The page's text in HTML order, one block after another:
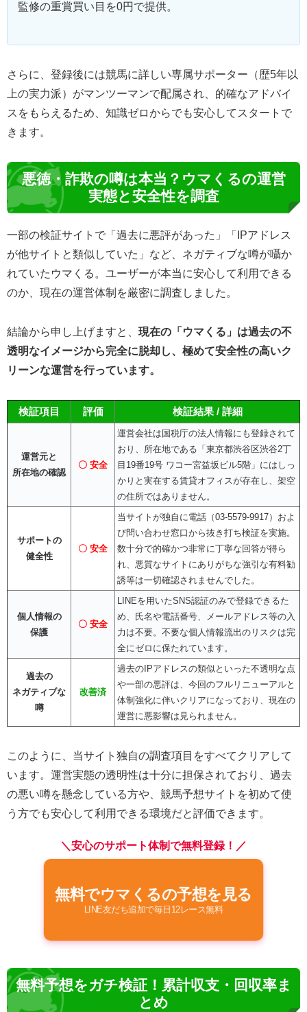
監修の重賞買い目を0円で提供。
さらに、登録後には競馬に詳しい専属サポーター（歴5年以
上の実力派）がマンツーマンで配属され、的確なアドバイ
スをもらえるため、知識ゼロからでも安心してスタートで
きます。
悪徳・詐欺の噂は本当？ウマくるの運営
実態と安全性を調査
一部の検証サイトで「過去に悪評があった」「IPアドレス
が他サイトと類似していた」など、ネガティブな噂が囁か
れていたウマくる。ユーザーが本当に安心して利用できる
のか、現在の運営体制を厳密に調査しました。
結論から申し上げますと、 現在の「ウマくる」は過去の不
透明なイメージから完全に脱却し、極めて安全性の高いク
リーンな運営を行っています。
検証項目 評価 検証結果 / 詳細
運営元と
所在地の確認
〇 安全
運営会社は国税庁の法人情報にも登録されて
おり、所在地である「東京都渋谷区渋谷2丁
目19番19号 ワコー宮益坂ビル5階」にはしっ
かりと実在する賃貸オフィスが存在し、架空
の住所ではありません。
サポートの
健全性
〇 安全
当サイトが独自に電話（03-5579-9917）およ
び問い合わせ窓口から抜き打ち検証を実施。
数十分で的確かつ非常に丁寧な回答が得ら
れ、悪質なサイトにありがちな強引な有料勧
誘等は一切確認されませんでした。
個人情報の
保護
〇 安全
LINEを用いたSNS認証のみで登録できるた
め、氏名や電話番号、メールアドレス等の入
力は不要。不要な個人情報流出のリスクは完
全にゼロに保たれています。
過去の
ネガティブな
噂
改善済
過去のIPアドレスの類似といった不透明な点
や一部の悪評は、今回のフルリニューアルと
体制強化に伴いクリアになっており、現在の
運営に悪影響は見られません。
このように、当サイト独自の調査項目をすべてクリアして
います。運営実態の透明性は十分に担保されており、過去
の悪い噂を懸念している方や、競馬予想サイトを初めて使
う方でも安心して利用できる環境だと評価できます。
＼安心のサポート体制で無料登録！／
無料でウマくるの予想を見る
LINE友だち追加で毎日12レース無料
無料予想をガチ検証！累計収支・回収率ま
とめ